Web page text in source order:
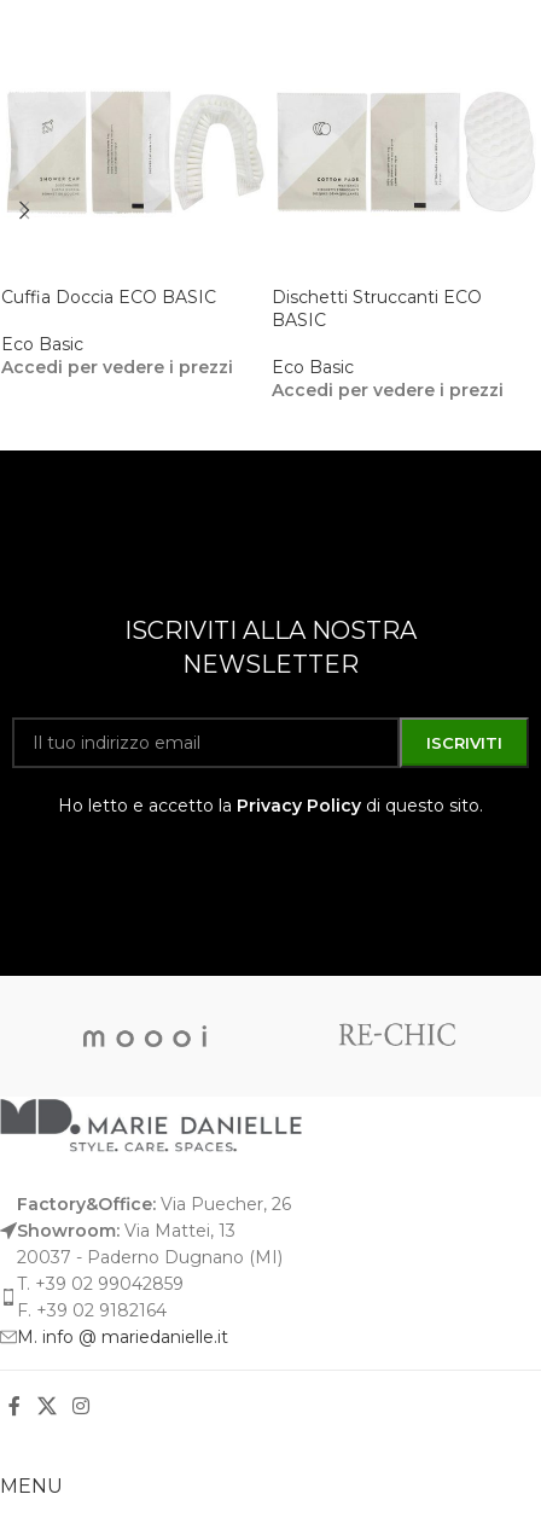
Cuffia Doccia ECO BASIC
Eco Basic
Accedi per vedere i prezzi
Dischetti Struccanti ECO
BASIC
Eco Basic
Accedi per vedere i prezzi
ISCRIVITI ALLA NOSTRA
NEWSLETTER
Ho letto e accetto la Privacy Policy di questo sito.
Factory&Office: Via Puecher, 26
Showroom: Via Mattei, 13
20037 - Paderno Dugnano (MI)
T. +39 02 99042859
F. +39 02 9182164
M. info @ mariedanielle.it
MENU